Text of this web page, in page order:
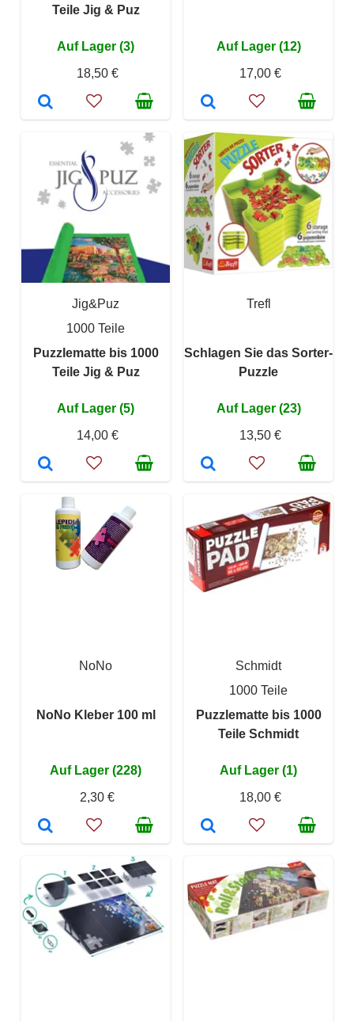
Teile Jig & Puz
Auf Lager (3)
18,50 €
Auf Lager (12)
17,00 €
Jig&Puz
1000 Teile
Puzzlematte bis 1000
Teile Jig & Puz
Auf Lager (5)
14,00 €
Trefl
Schlagen Sie das Sorter-
Puzzle
Auf Lager (23)
13,50 €
NoNo
NoNo Kleber 100 ml
Auf Lager (228)
2,30 €
Schmidt
1000 Teile
Puzzlematte bis 1000
Teile Schmidt
Auf Lager (1)
18,00 €